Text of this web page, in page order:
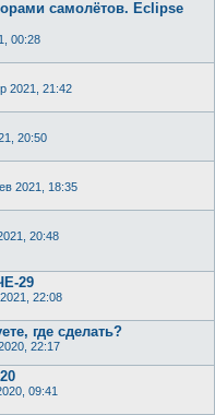
самолётов. Eclipse
00:28
2021, 21:42
20:50
2021, 18:35
20:48
29
22:08
где сделать?
22:17
09:41